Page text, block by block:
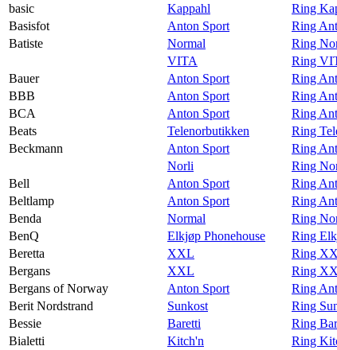
basic
Kappahl Ring
Basisfot
Anton Sport Ring
Batiste
Normal Ring
VITA
Ring
Bauer
Anton Sport Ring
BBB
Anton Sport Ring
BCA
Anton Sport Ring
Beats
Telenorbutikken Ring
Beckmann
Anton Sport Ring
Norli
Ring
Bell
Anton Sport Ring
Beltlamp
Anton Sport Ring
Benda
Normal Ring
BenQ
Elkjøp Phonehouse Ring
Beretta
XXL Ring
Bergans
XXL Ring
Bergans of Norway
Anton Sport Ring
Berit Nordstrand
Sunkost Ring
Bessie
Baretti Ring
Bialetti
Kitch'n Ring